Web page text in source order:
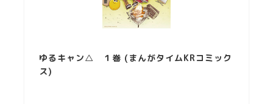
ゆるキャン△ １巻 (まんがタイムKRコミック
ス)